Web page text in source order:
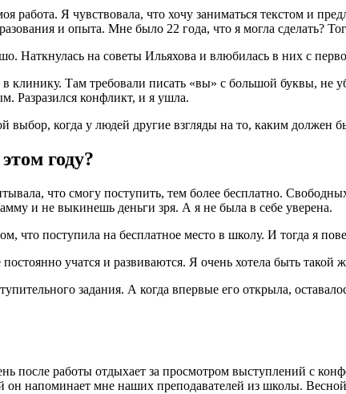
работа. Я чувствовала, что хочу заниматься текстом и
и опыта. Мне было 22 года, что я могла сделать?
Наткнулась на советы Ильяхова и влюбилась в них с
клинику. Там требовали писать «вы» с большой буквы, не
Разразился конфликт, и я ушла.
выбор, когда у людей другие взгляды на то, каким должен
году?
что смогу поступить, тем более бесплатно.
и не выкинешь деньги зря. А я не была в себе уверена.
что поступила на бесплатное место в школу. И тогда я
учатся и развиваются. Я очень хотела быть такой
задания. А когда впервые его открыла,
работы отдыхает за просмотром выступлений с
он напоминает мне наших преподавателей из школы.